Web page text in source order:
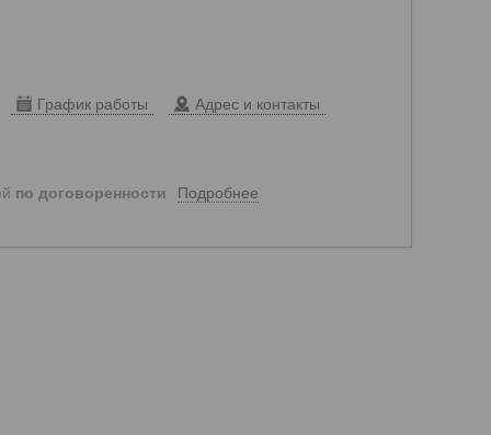
График работы Адрес и контакты
по договоренности Подробнее